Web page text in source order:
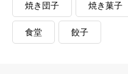
焼き団子 焼き菓子
食堂 餃子